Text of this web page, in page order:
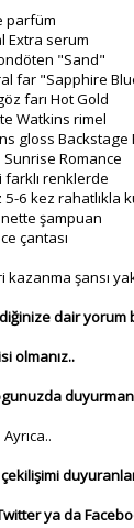
parfüm
Extra serum
"Sand"
far "Sapphire
farı Hot Gold
Watkins rimel
gloss Backstage
Romance
renklerde
6 kez rahatlıkla
şampuan
çantası
kazanma şansı
dair yorum
olmanız..
ya da